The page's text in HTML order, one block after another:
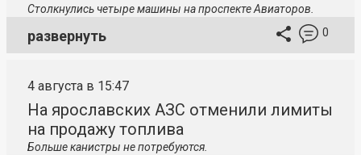
Столкнулись четыре машины на проспекте Авиаторов.
развернуть 0
4 августа в 15:47
На ярославских АЗС отменили лимиты
на продажу топлива
Больше канистры не потребуются.